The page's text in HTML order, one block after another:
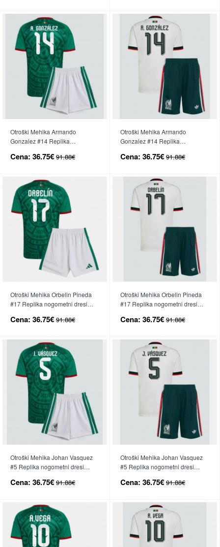
Otroški Mehika Armando
Gonzalez #14 Replika
Domači SP 2026 Kratek Rokav
Cena: 36.75€ 91.88€
Otroški Mehika Armando
Gonzalez #14 Replika
Gostujoči SP 2026 Kratek Rokav
Cena: 36.75€ 91.88€
Otroški Mehika Orbelin Pineda
#17 Replika nogometni dresi
Rokav (+ hlače)
Cena: 36.75€ 91.88€
Otroški Mehika Orbelin Pineda
#17 Replika nogometni dresi
Kratek Rokav (+ hlače)
Cena: 36.75€ 91.88€
Otroški Mehika Johan Vasquez
#5 Replika nogometni dresi
Rokav (+ hlače)
Cena: 36.75€ 91.88€
Otroški Mehika Johan Vasquez
#5 Replika nogometni dresi
Kratek Rokav (+ hlače)
Cena: 36.75€ 91.88€